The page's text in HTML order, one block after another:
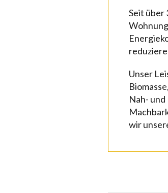
Seit über
Unser
Nah-
wir